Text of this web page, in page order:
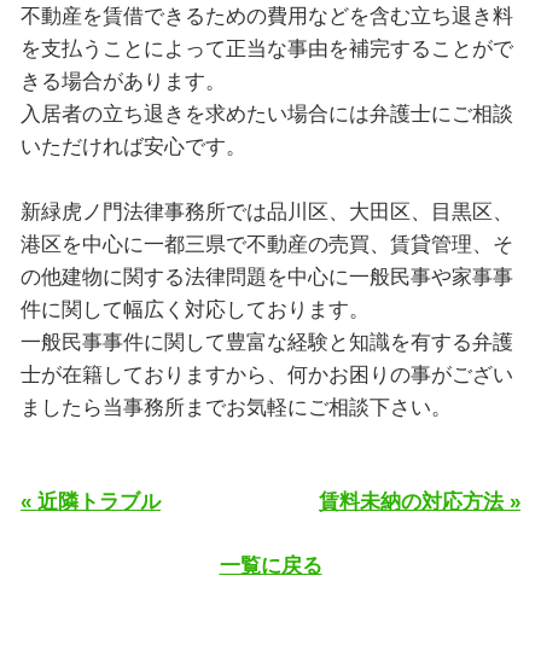
不動産を賃借できるための費用などを含む立ち退き料
を支払うことによって正当な事由を補完することがで
きる場合があります。
入居者の立ち退きを求めたい場合には弁護士にご相談
いただければ安心です。
新緑虎ノ門法律事務所では品川区、大田区、目黒区、
港区を中心に一都三県で不動産の売買、賃貸管理、そ
の他建物に関する法律問題を中心に一般民事や家事事
件に関して幅広く対応しております。
一般民事事件に関して豊富な経験と知識を有する弁護
士が在籍しておりますから、何かお困りの事がござい
ましたら当事務所までお気軽にご相談下さい。
« 近隣トラブル 賃料未納の対応方法 »
一覧に戻る